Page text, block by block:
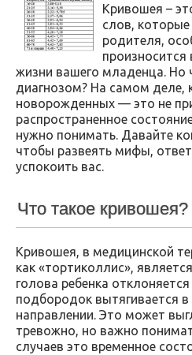
Кривошея –
слов, которые
родителя,
жизни вашего младенца. Но
диагнозом? На самом деле,
новорожденных — это не
распространенное
нужно понимать. Давайте
чтобы развеять мифы,
успокоить вас.
Что такое кривошея?
Кривошея, в медицинской
как «тортиколлис»,
голова ребенка
подбородок вытягивается
направлении. Это может
тревожно, но важно
случаев это временное